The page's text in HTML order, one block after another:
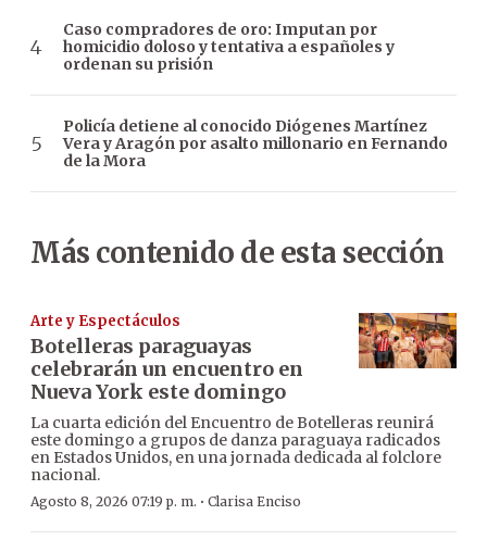
Caso compradores de oro: Imputan por
homicidio doloso y tentativa a españoles y
ordenan su prisión
Policía detiene al conocido Diógenes Martínez
Vera y Aragón por asalto millonario en Fernando
de la Mora
Más contenido de esta sección
Arte y Espectáculos
Botelleras paraguayas
celebrarán un encuentro en
Nueva York este domingo
La cuarta edición del Encuentro de Botelleras reunirá
este domingo a grupos de danza paraguaya radicados
en Estados Unidos, en una jornada dedicada al folclore
nacional.
Agosto 8, 2026 07:19 p. m. · Clarisa Enciso